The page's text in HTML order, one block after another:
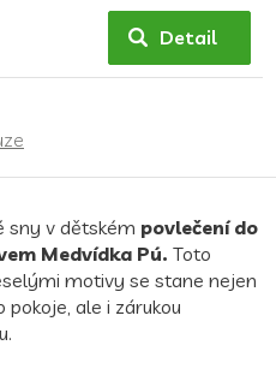
Detail
sny v dětském povlečení do
Medvídka Pú. Toto
motivy se stane nejen
ale i zárukou